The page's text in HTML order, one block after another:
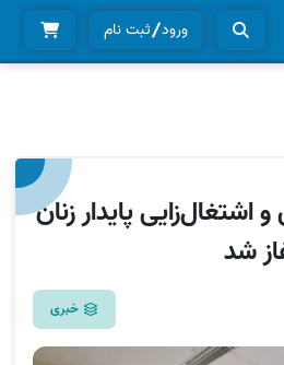
ورود ثبت نام
پایدار زنان
شد
خبری